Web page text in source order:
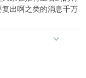
出啊之类的消息千万